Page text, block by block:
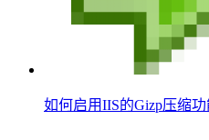
如何启用IIS的Gizp压缩